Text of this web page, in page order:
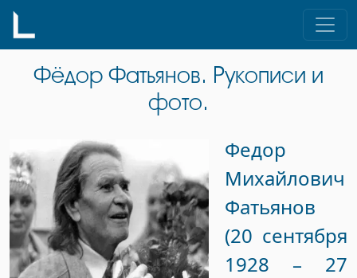
Skip
to
contentФёдор Фатьянов. Рукописи и
фото.
Федор
Михайлович
Фатьянов
(20 сентября
1928 – 27